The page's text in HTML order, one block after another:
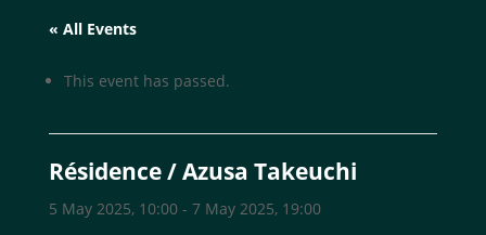
« All Events
This event has passed.
Résidence / Azusa Takeuchi
5 May 2025, 10:00- 7 May 2025, 19:00